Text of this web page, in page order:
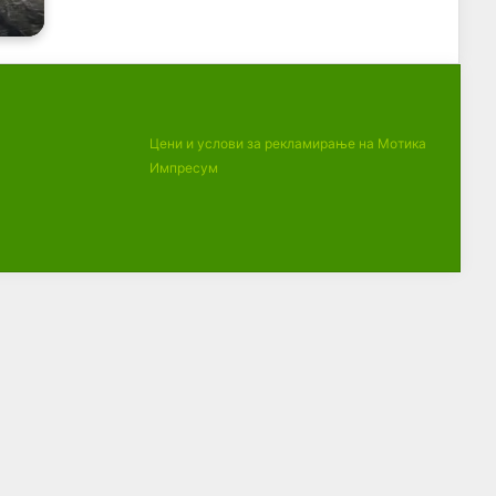
Цени и услови за рекламирање на Мотика
Импресум